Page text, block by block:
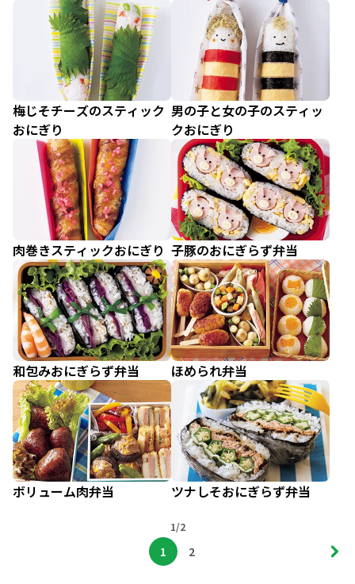
梅じそチーズのスティック
おにぎり
男の子と女の子のスティッ
クおにぎり
肉巻きスティックおにぎり 子豚のおにぎらず弁当
和包みおにぎらず弁当 ほめられ弁当
ボリューム肉弁当 ツナしそおにぎらず弁当
1/2
1 2